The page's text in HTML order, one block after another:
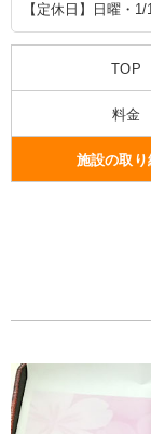
【定休日】日曜・
TOP
料金
施設の取り